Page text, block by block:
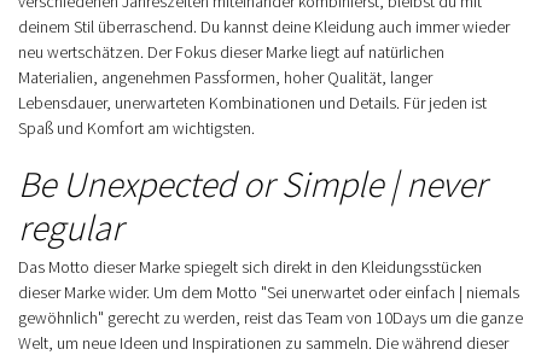
deinem Stil überraschend. Du kannst deine Kleidung auch immer wieder
neu wertschätzen. Der Fokus dieser Marke liegt auf natürlichen
Materialien, angenehmen Passformen, hoher Qualität, langer
Lebensdauer, unerwarteten Kombinationen und Details. Für jeden ist
Spaß und Komfort am wichtigsten.
Be Unexpected or Simple | never
regular
Das Motto dieser Marke spiegelt sich direkt in den Kleidungsstücken
dieser Marke wider. Um dem Motto "Sei unerwartet oder einfach | niemals
gewöhnlich" gerecht zu werden, reist das Team von 10Days um die ganze
Welt, um neue Ideen und Inspirationen zu sammeln. Die während dieser